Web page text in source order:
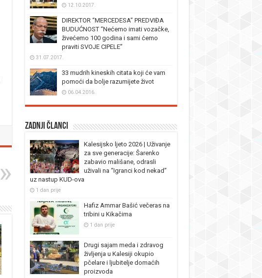
12.10.2017.
DIREKTOR “MERCEDESA” PREDVIĐA
BUDUĆNOST “Nećemo imati vozačke,
živećemo 100 godina i sami ćemo
praviti SVOJE CIPELE”
31.07.2017.
33 mudrih kineskih citata koji će vam
pomoći da bolje razumijete život
06.04.2016.
Zadnji članci
Kalesijsko ljeto 2026 | Uživanje
za sve generacije: Šarenko
zabavio mališane, odrasli
uživali na “Igranci kod nekad”
uz nastup KUD-ova
1 dan prije
Hafiz Ammar Bašić večeras na
tribini u Kikačima
1 dan prije
Drugi sajam meda i zdravog
življenja u Kalesiji okupio
pčelare i ljubitelje domaćih
proizvoda